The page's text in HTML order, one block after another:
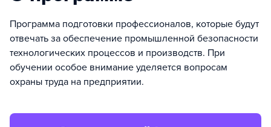
Программа подготовки профессионалов, которые будут
отвечать за обеспечение промышленной безопасности
технологических процессов и производств. При
обучении особое внимание уделяется вопросам
охраны труда на предприятии.